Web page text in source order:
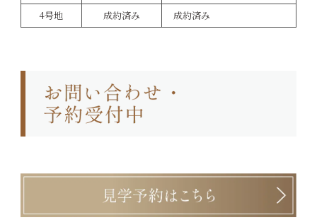
4号地
成約済み 成約済み
福岡市城南区の新築戸建・